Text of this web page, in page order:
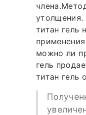
утолщения.
титан гель
можно ли
гель
титан гель